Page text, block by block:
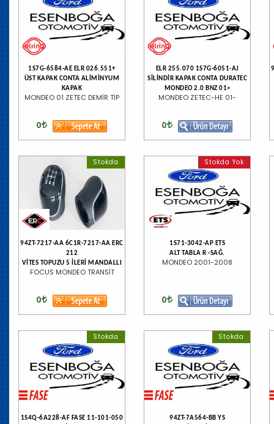
1S7G-6584-AE ELR 026.551+
ÜST KAPAK CONTA ALİMİNYUM
KAPAK
MONDEO 01 ZETEC DEMİR TİP
0
ELR 255.070 1S7G-6051-AJ
SİLİNDİR KAPAK CONTA DURATEC
MONDEO 2.0 BNZ 01>
MONDEO ZETEC-HE 01-
0
Stokda
94ZT-7217-AA 6C1R-7217-AA ERC
212
VİTES TOPUZU 5 İLERİ MANDALLI
FOCUS MONDEO TRANSİT
0
Stokda Yok
1S71-3042-AP ETS
ALT TABLA R -SAĞ.
MONDEO 2001-2008
0
Stokda
1S4Q-6A228-AF FASE 11-101-050
Stokda
94ZT-7A564-BB YS